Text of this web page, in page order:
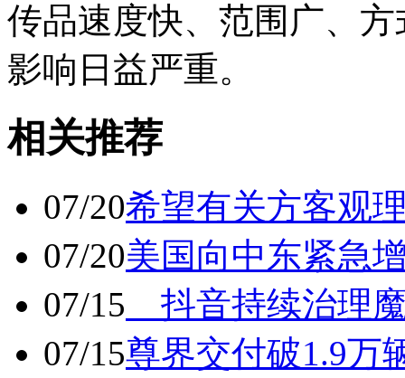
传品速度快、范围广、
影响日益严重。
相关推荐
07/20希望有关方客观
07/20美国向中东紧急
07/15 抖音持续治理
07/15尊界交付破1.9万